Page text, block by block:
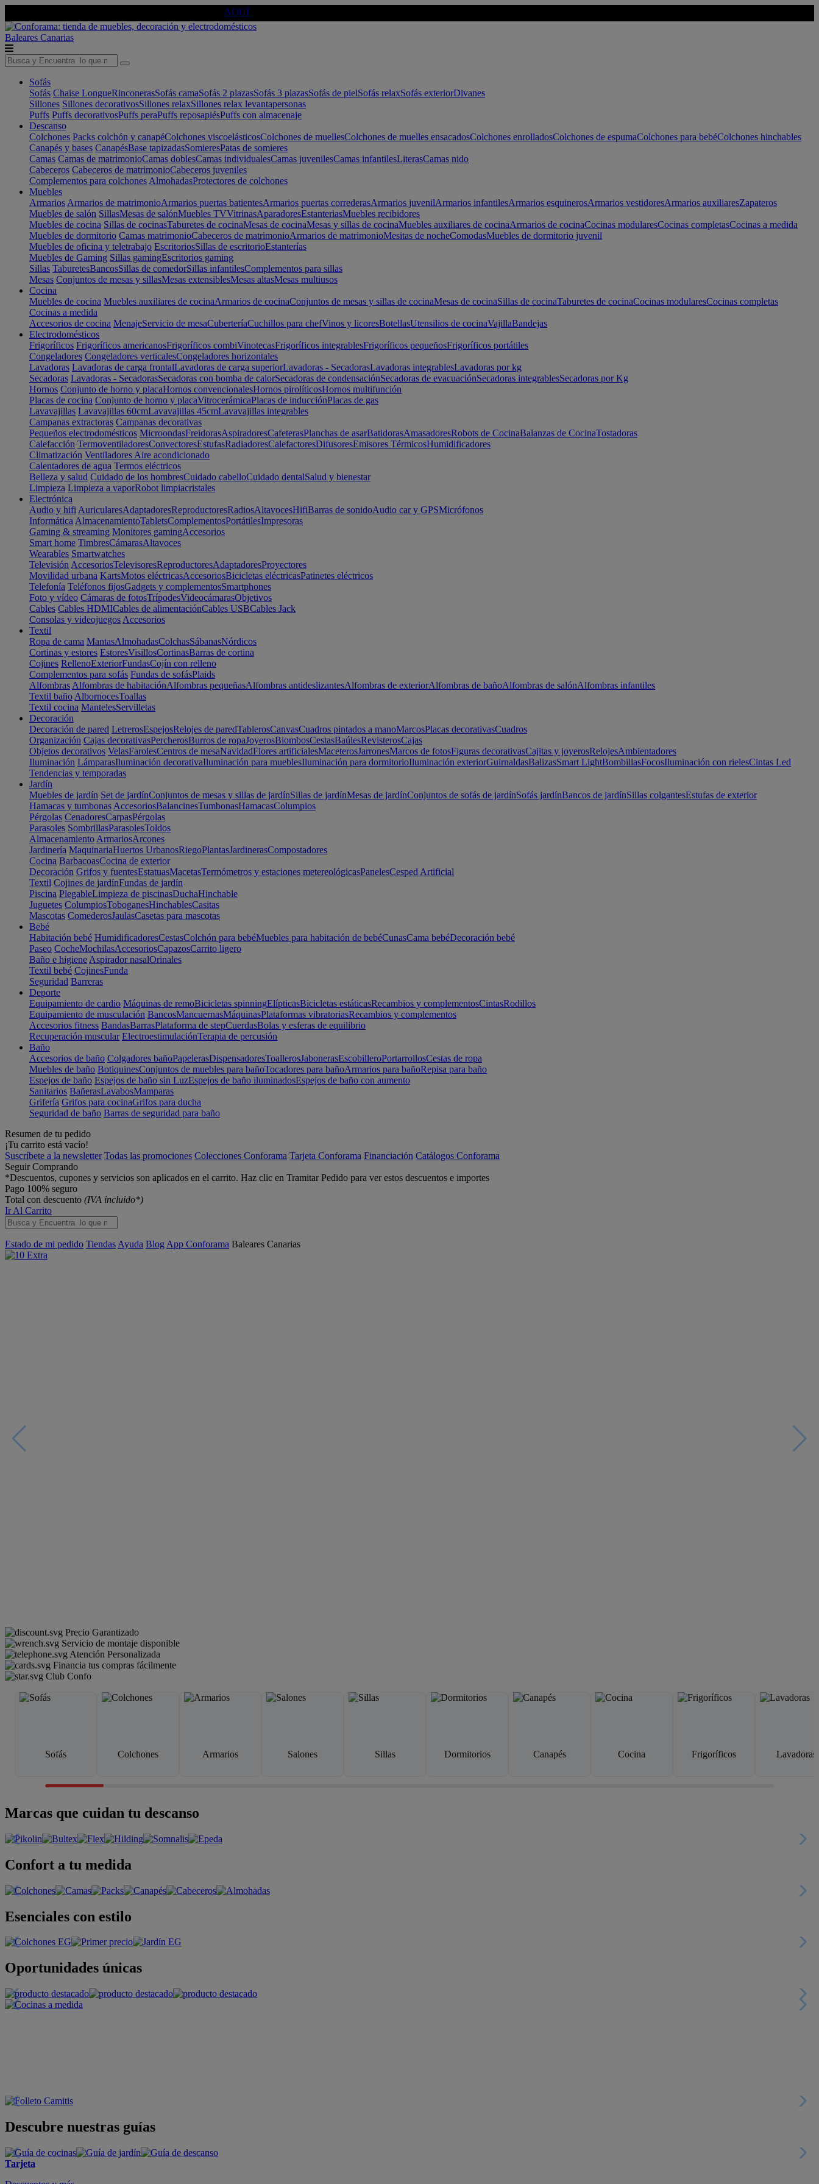
AQUÍ
Baleares Canarias
Sofás
Sofás Chaise LongueRinconerasSofás camaSofás 2 plazasSofás 3 plazasSofás de pielSofás relaxSofás exteriorDivanes
Sillones Sillones decorativosSillones relaxSillones relax levantapersonas
Puffs Puffs decorativosPuffs peraPuffs reposapiésPuffs con almacenaje
Descanso
Colchones Packs colchón y canapéColchones viscoelásticosColchones de muellesColchones de muelles ensacadosColchones enrolladosColchones de espumaColchones para bebéColchones hinchables
Canapés y bases CanapésBase tapizadasSomieresPatas de somieres
Camas Camas de matrimonioCamas doblesCamas individualesCamas juvenilesCamas infantilesLiterasCamas nido
Cabeceros Cabeceros de matrimonioCabeceros juveniles
Complementos para colchones AlmohadasProtectores de colchones
Muebles
Armarios Armarios de matrimonioArmarios puertas batientesArmarios puertas correderasArmarios juvenilArmarios infantilesArmarios esquinerosArmarios vestidoresArmarios auxiliaresZapateros
Muebles de salón SillasMesas de salónMuebles TVVitrinasAparadoresEstanteriasMuebles recibidores
Muebles de cocina Sillas de cocinasTaburetes de cocinaMesas de cocinaMesas y sillas de cocinaMuebles auxiliares de cocinaArmarios de cocinaCocinas modularesCocinas completasCocinas a medida
Muebles de dormitorio Camas matrimonioCabeceros de matrimonioArmarios de matrimonioMesitas de nocheComodasMuebles de dormitorio juvenil
Muebles de oficina y teletrabajo EscritoriosSillas de escritorioEstanterías
Muebles de Gaming Sillas gamingEscritorios gaming
Sillas TaburetesBancosSillas de comedorSillas infantilesComplementos para sillas
Mesas Conjuntos de mesas y sillasMesas extensiblesMesas altasMesas multiusos
Cocina
Muebles de cocina Muebles auxiliares de cocinaArmarios de cocinaConjuntos de mesas y sillas de cocinaMesas de cocinaSillas de cocinaTaburetes de cocinaCocinas modularesCocinas completas
Cocinas a medida
Accesorios de cocina MenajeServicio de mesaCuberteríaCuchillos para chefVinos y licoresBotellasUtensilios de cocinaVajillaBandejas
Electrodomésticos
Frigoríficos Frigoríficos americanosFrigoríficos combiVinotecasFrigoríficos integrablesFrigoríficos pequeñosFrigoríficos portátiles
Congeladores Congeladores verticalesCongeladores horizontales
Lavadoras Lavadoras de carga frontalLavadoras de carga superiorLavadoras - SecadorasLavadoras integrablesLavadoras por kg
Secadoras Lavadoras - SecadorasSecadoras con bomba de calorSecadoras de condensaciónSecadoras de evacuaciónSecadoras integrablesSecadoras por Kg
Hornos Conjunto de horno y placaHornos convencionalesHornos pirolíticosHornos multifunción
Placas de cocina Conjunto de horno y placaVitrocerámicaPlacas de inducciónPlacas de gas
Lavavajillas Lavavajillas 60cmLavavajillas 45cmLavavajillas integrables
Campanas extractoras Campanas decorativas
Pequeños electrodomésticos MicroondasFreidorasAspiradoresCafeterasPlanchas de asarBatidorasAmasadoresRobots de CocinaBalanzas de CocinaTostadoras
Calefacción TermoventiladoresConvectoresEstufasRadiadoresCalefactoresDifusoresEmisores TérmicosHumidificadores
Climatización Ventiladores Aire acondicionado
Calentadores de agua Termos eléctricos
Belleza y salud Cuidado de los hombresCuidado cabelloCuidado dentalSalud y bienestar
Limpieza Limpieza a vaporRobot limpiacristales
Electrónica
Audio y hifi AuricularesAdaptadoresReproductoresRadiosAltavocesHifiBarras de sonidoAudio car y GPSMicrófonos
Informática AlmacenamientoTabletsComplementosPortátilesImpresoras
Gaming & streaming Monitores gamingAccesorios
Smart home TimbresCámarasAltavoces
Wearables Smartwatches
Televisión AccesoriosTelevisoresReproductoresAdaptadoresProyectores
Movilidad urbana KartsMotos eléctricasAccesoriosBicicletas eléctricasPatinetes eléctricos
Telefonía Teléfonos fijosGadgets y complementosSmartphones
Foto y vídeo Cámaras de fotosTrípodesVideocámarasObjetivos
Cables Cables HDMICables de alimentaciónCables USBCables Jack
Consolas y videojuegos Accesorios
Textil
Ropa de cama MantasAlmohadasColchasSábanasNórdicos
Cortinas y estores EstoresVisillosCortinasBarras de cortina
Cojines RellenoExteriorFundasCojín con relleno
Complementos para sofás Fundas de sofásPlaids
Alfombras Alfombras de habitaciónAlfombras pequeñasAlfombras antideslizantesAlfombras de exteriorAlfombras de bañoAlfombras de salónAlfombras infantiles
Textil baño AlbornocesToallas
Textil cocina MantelesServilletas
Decoración
Decoración de pared LetrerosEspejosRelojes de paredTablerosCanvasCuadros pintados a manoMarcosPlacas decorativasCuadros
Organización Cajas decorativasPercherosBurros de ropaJoyerosBiombosCestasBaúlesRevisterosCajas
Objetos decorativos VelasFarolesCentros de mesaNavidadFlores artificialesMaceterosJarronesMarcos de fotosFiguras decorativasCajitas y joyerosRelojesAmbientadores
Iluminación LámparasIluminación decorativaIluminación para mueblesIluminación para dormitorioIluminación exteriorGuirnaldasBalizasSmart LightBombillasFocosIluminación con rielesCintas Led
Tendencias y temporadas
Jardín
Muebles de jardín Set de jardínConjuntos de mesas y sillas de jardínSillas de jardínMesas de jardínConjuntos de sofás de jardínSofás jardínBancos de jardínSillas colgantesEstufas de exterior
Hamacas y tumbonas AccesoriosBalancinesTumbonasHamacasColumpios
Pérgolas CenadoresCarpasPérgolas
Parasoles SombrillasParasolesToldos
Almacenamiento ArmariosArcones
Jardinería MaquinariaHuertos UrbanosRiegoPlantasJardinerasCompostadores
Cocina BarbacoasCocina de exterior
Decoración Grifos y fuentesEstatuasMacetasTermómetros y estaciones metereológicasPanelesCesped Artificial
Textil Cojines de jardínFundas de jardín
Piscina PlegableLimpieza de piscinasDuchaHinchable
Juguetes ColumpiosToboganesHinchablesCasitas
Mascotas ComederosJaulasCasetas para mascotas
Bebé
Habitación bebé HumidificadoresCestasColchón para bebéMuebles para habitación de bebéCunasCama bebéDecoración bebé
Paseo CocheMochilasAccesoriosCapazosCarrito ligero
Baño e higiene Aspirador nasalOrinales
Textil bebé CojinesFunda
Seguridad Barreras
Deporte
Equipamiento de cardio Máquinas de remoBicicletas spinningElípticasBicicletas estáticasRecambios y complementosCintasRodillos
Equipamiento de musculación BancosMancuernasMáquinasPlataformas vibratoriasRecambios y complementos
Accesorios fitness BandasBarrasPlataforma de stepCuerdasBolas y esferas de equilibrio
Recuperación muscular ElectroestimulaciónTerapia de percusión
Baño
Accesorios de baño Colgadores bañoPapelerasDispensadoresToallerosJabonerasEscobilleroPortarrollosCestas de ropa
Muebles de baño BotiquinesConjuntos de muebles para bañoTocadores para bañoArmarios para bañoRepisa para baño
Espejos de baño Espejos de baño sin LuzEspejos de baño iluminadosEspejos de baño con aumento
Sanitarios BañerasLavabosMamparas
Grifería Grifos para cocinaGrifos para ducha
Seguridad de baño Barras de seguridad para baño
Resumen de tu pedido
¡Tu carrito está vacío!
Suscríbete a la newsletter Todas las promociones Colecciones Conforama Tarjeta Conforama Financiación Catálogos Conforama
Seguir Comprando
*Descuentos, cupones y servicios son aplicados en el carrito. Haz clic en Tramitar Pedido para ver estos descuentos e importes
Pago 100% seguro
Total con descuento (IVA incluido*)
Ir Al Carrito
Estado de mi pedido Tiendas Ayuda Blog App Conforama Baleares Canarias
Precio Garantizado
Servicio de montaje disponible
Atención Personalizada
Financia tus compras fácilmente
Club Confo
Sofás Colchones Armarios Salones Sillas Dormitorios Canapés Cocina Frigoríficos Lavadoras
Marcas que cuidan tu descanso
Confort a tu medida
Esenciales con estilo
Oportunidades únicas
Descubre nuestras guías
Tarjeta